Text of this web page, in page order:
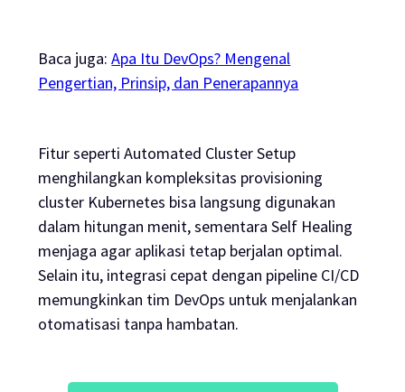
Baca juga:Apa Itu DevOps? Mengenal
Pengertian, Prinsip, dan Penerapannya
Fitur seperti Automated Cluster Setup
menghilangkan kompleksitas provisioning
cluster Kubernetes bisa langsung digunakan
dalam hitungan menit, sementara Self Healing
menjaga agar aplikasi tetap berjalan optimal.
Selain itu, integrasi cepat dengan pipeline CI/CD
memungkinkan tim DevOps untuk menjalankan
otomatisasi tanpa hambatan.